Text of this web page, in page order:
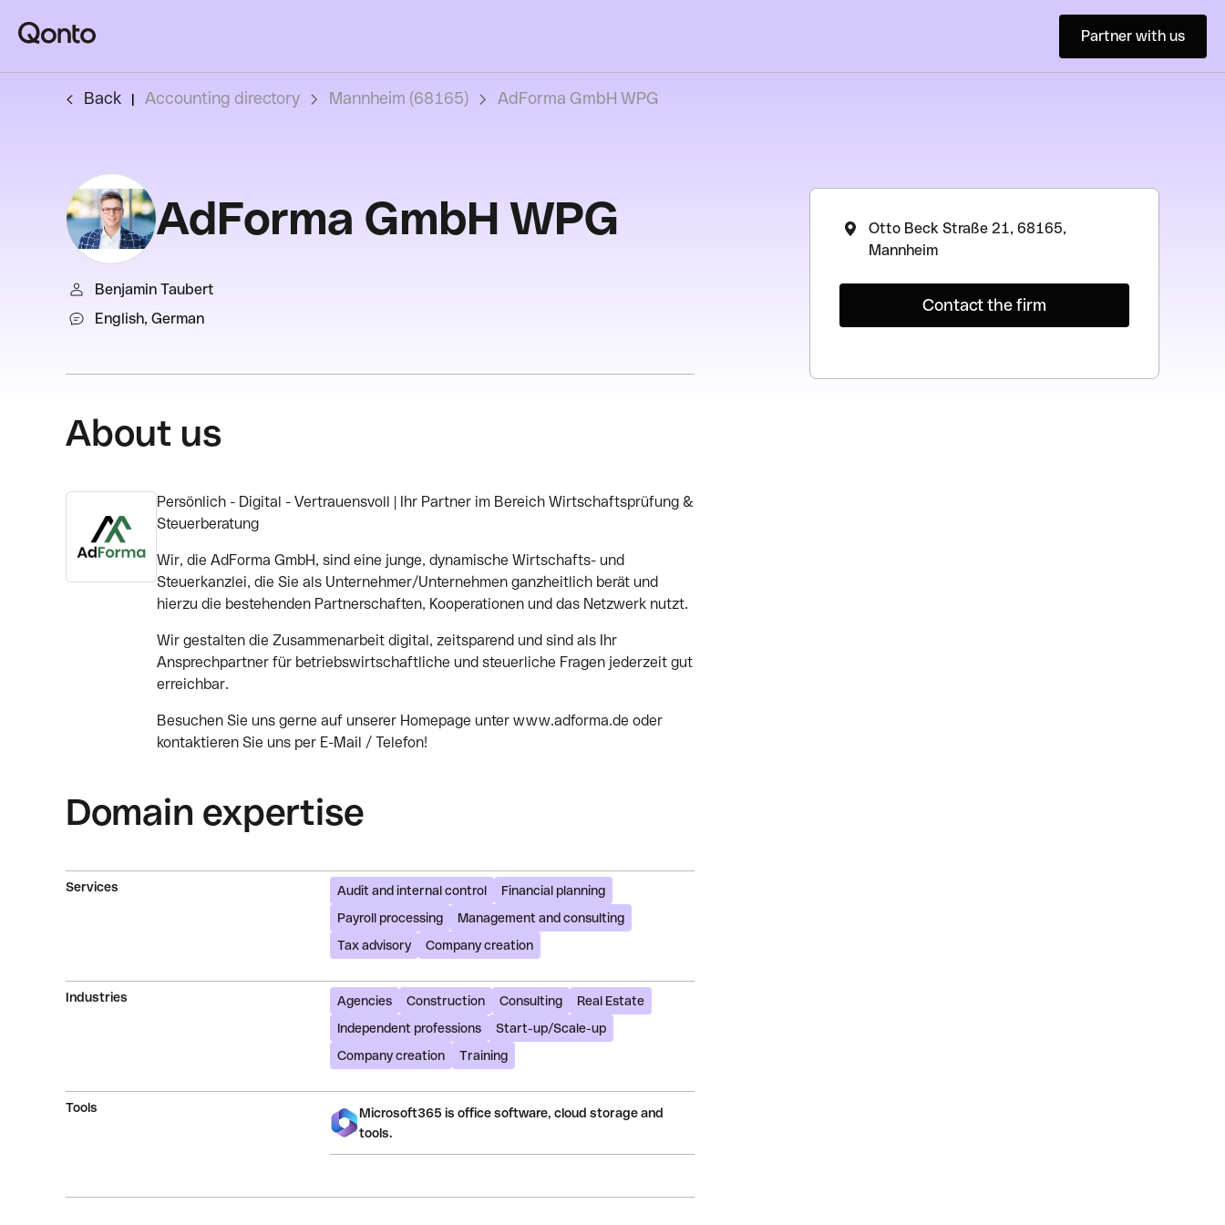
Partner with us
Back Accounting directory Mannheim (68165) AdForma GmbH WPG
AdForma GmbH WPG
Benjamin Taubert
English, German
About us
Persönlich - Digital - Vertrauensvoll | Ihr Partner im Bereich Wirtschaftsprüfung &
Steuerberatung
Wir, die AdForma GmbH, sind eine junge, dynamische Wirtschafts- und
Steuerkanzlei, die Sie als Unternehmer/Unternehmen ganzheitlich berät und
hierzu die bestehenden Partnerschaften, Kooperationen und das Netzwerk nutzt.
Wir gestalten die Zusammenarbeit digital, zeitsparend und sind als Ihr
Ansprechpartner für betriebswirtschaftliche und steuerliche Fragen jederzeit gut
erreichbar.
Besuchen Sie uns gerne auf unserer Homepage unter www.adforma.de oder
kontaktieren Sie uns per E-Mail / Telefon!
Domain expertise
Services Audit and internal control
Financial planning
Payroll processing
Management and consulting
Tax advisory
Company creation
Industries Agencies Construction Consulting
Real Estate
Independent professions
Start-up/Scale-up
Company creation
Training
Tools
Microsoft365 is office software, cloud storage and
tools.
Otto Beck Straße 21, 68165,
Mannheim
Contact the firm